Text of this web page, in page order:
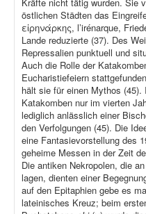
östlichen Städten das
εἰρηνάρκης, l’irénarque,
Lande reduzierte (37). Des
Repressalien punktuell und
Auch die Rolle der
Eucharistiefeiern
hält sie für einen Mythos
Katakomben nur im vierten
lediglich anlässlich einer
den Verfolgungen (45). Die
eine Fantasievorstellung des
geheime Messen in der Zeit
Die antiken Nekropolen, die
lagen, dienten einer
auf den Epitaphien gebe es
lateinisches Kreuz; beim